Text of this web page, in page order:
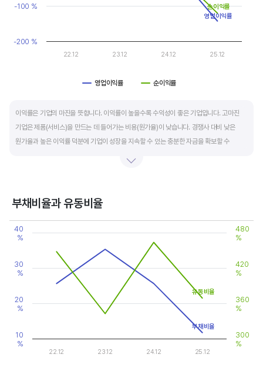
영업이익률 순이익률
22.12 23.12 24.12 25.12
-200 %
-100 %
영업이익률
순이익률
이익률은 기업의 마진을 뜻합니다. 이익률이 높을수록 수익성이 좋은 기업입니다. 고마진
기업은 제품(서비스)을 만드는 데 들어가는 비용(원가율)이 낮습니다. 경쟁사 대비 낮은
원가율과 높은 이익률 덕분에 기업이 성장을 지속할 수 있는 충분한 자금을 확보할 수
높은 이익률을 올리고 있다면, 그 기업은 타사 대비 제품(서비스)의 경쟁력이 높은 것으로
부채비율과 유동비율
Chart
Line chart with 2 lines.
View as data table, Chart
The chart has 1 X axis displaying categories.
The chart has 2 Y axes displaying values, and values.
22.12 23.12 24.12 25.12
10
%
20
%
30
%
40
%
300
%
360
%
420
%
480
%
부채비율
유동비율